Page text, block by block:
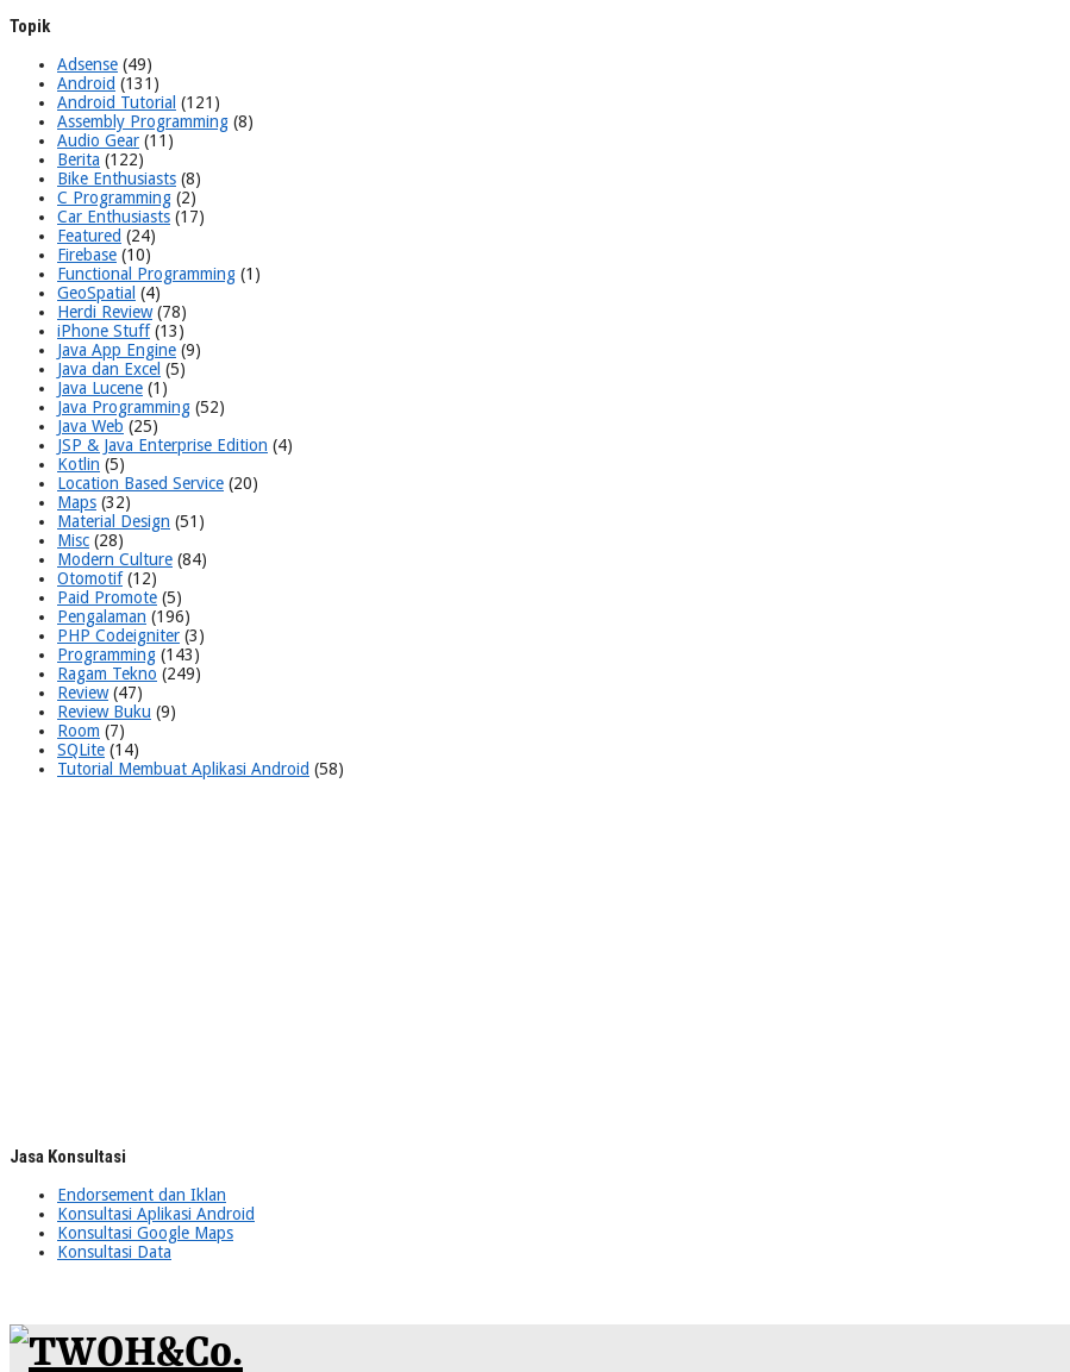
Topik
Adsense (49)
Android (131)
Android Tutorial (121)
Assembly Programming (8)
Audio Gear (11)
Berita (122)
Bike Enthusiasts (8)
C Programming (2)
Car Enthusiasts (17)
Featured (24)
Firebase (10)
Functional Programming (1)
GeoSpatial (4)
Herdi Review(78)
iPhone Stuff(13)
Java App Engine (9)
Java dan Excel (5)
Java Lucene (1)
Java Programming (52)
Java Web (25)
JSP & Java Enterprise Edition (4)
Kotlin (5)
Location Based Service (20)
Maps (32)
Material Design (51)
Misc (28)
Modern Culture (84)
Otomotif(12)
Paid Promote (5)
Pengalaman (196)
PHP Codeigniter (3)
Programming (143)
Ragam Tekno (249)
Review(47)
Review Buku (9)
Room (7)
SQLite (14)
Tutorial Membuat Aplikasi Android (58)
Jasa Konsultasi
Endorsement dan Iklan
Konsultasi Aplikasi Android
Konsultasi Google Maps
Konsultasi Data